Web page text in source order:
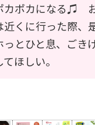
カポカになる♫
近くに行った際、
っとひと息、ごき
てほしい。